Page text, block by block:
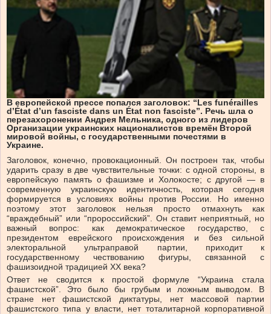
В европейской прессе попался заголовок: “Les funérailles
d’État d’un fasciste dans un État non fasciste”. Речь шла о
перезахоронении Андрея Мельника, одного из лидеров
Организации украинских националистов времён Второй
мировой войны, с государственными почестями в
Украине.
Заголовок, конечно, провокационный. Он построен так, чтобы
ударить сразу в две чувствительные точки: с одной стороны, в
европейскую память о фашизме и Холокосте; с другой — в
современную украинскую идентичность, которая сегодня
формируется в условиях войны против России. Но именно
поэтому этот заголовок нельзя просто отмахнуть как
“враждебный” или “пророссийский”. Он ставит неприятный, но
важный вопрос: как демократическое государство, с
президентом еврейского происхождения и без сильной
электоральной ультраправой партии, приходит к
государственному чествованию фигуры, связанной с
фашизоидной традицией XX века?
Ответ не сводится к простой формуле “Украина стала
фашистской”. Это было бы грубым и ложным выводом. В
стране нет фашистской диктатуры, нет массовой партии
фашистского типа у власти, нет тоталитарной корпоративной